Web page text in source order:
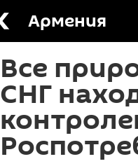
Армения
Все
СНГ